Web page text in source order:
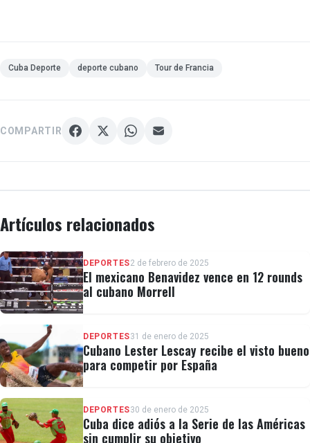
Cuba Deporte deporte cubano Tour de Francia
COMPARTIR
Artículos relacionados
DEPORTES2 de febrero de 2025
El mexicano Benavidez vence en 12 rounds
al cubano Morrell
DEPORTES31 de enero de 2025
Cubano Lester Lescay recibe el visto bueno
para competir por España
DEPORTES30 de enero de 2025
Cuba dice adiós a la Serie de las Américas
sin cumplir su objetivo